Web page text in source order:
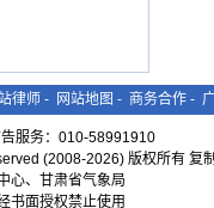
律师 - 网站地图 - 商务合作 -
服务：010-58991910
(2008-2026) 版权所有 复
心、甘肃省气象局
书面授权禁止使用